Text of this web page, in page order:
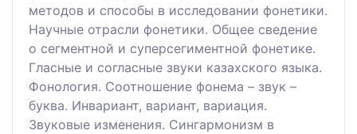
методов и способы в исследовании фонетики.
Научные отрасли фонетики. Общее сведение
о сегментной и суперсегиментной фонетике.
Гласные и согласные звуки казахского языка.
Фонология. Соотношение фонема – звук –
буква. Инвариант, вариант, вариация.
Звуковые изменения. Сингармонизм в